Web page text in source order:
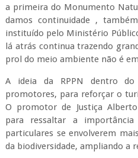
a primeira do Monumento
damos continuidade ,
instituído pelo Ministério
lá atrás continua trazendo
prol do meio ambiente não é
A ideia da RPPN dentro do
promotores, para reforçar o
O promotor de Justiça
para ressaltar a
particulares se envolverem
da biodiversidade, ampliando a